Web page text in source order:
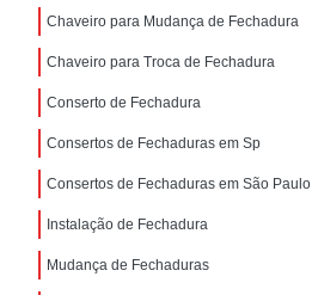
Chaveiro para Mudança de Fechadura
Chaveiro para Troca de Fechadura
Conserto de Fechadura
Consertos de Fechaduras em Sp
Consertos de Fechaduras em São Paulo
Instalação de Fechadura
Mudança de Fechaduras